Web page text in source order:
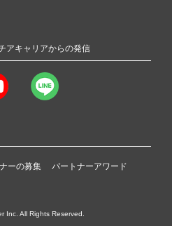
アキャリアからの発信
ーの募集 パートナーアワード
Inc. All Rights Reserved.